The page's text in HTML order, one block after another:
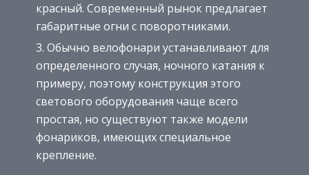
красный. Современный рынок предлагает
габаритные огни с поворотниками.
Обычно велофонари устанавливают для
определенного случая, ночного катания к
примеру, поэтому конструкция этого
светового оборудования чаще всего
простая, но существуют также модели
фонариков, имеющих специальное
крепление.